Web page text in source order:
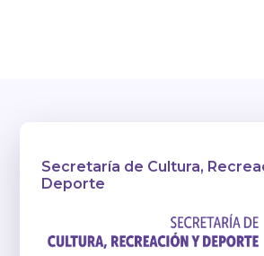
Secretaría de Cultura,
Deporte